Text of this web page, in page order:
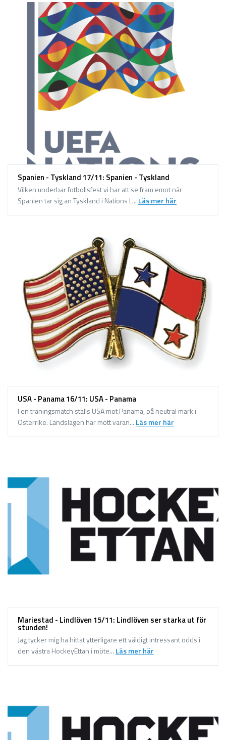
Spanien - Tyskland 17/11: Spanien - Tyskland
Vilken underbar fotbollsfest vi har att se fram emot när
Spanien tar sig an Tyskland i Nations L... Läs mer här
USA - Panama 16/11: USA - Panama
I en träningsmatch ställs USA mot Panama, på neutral mark i
Österrike. Landslagen har mött varan... Läs mer här
Mariestad - Lindlöven 15/11: Lindlöven ser starka ut för
stunden!
Jag tycker mig ha hittat ytterligare ett väldigt intressant odds i
den västra HockeyEttan i möte... Läs mer här